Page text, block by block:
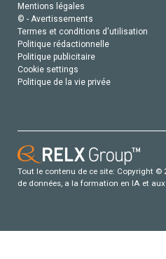
Mentions légales
© - Avertissements
Termes et conditions d'utilisation
Politique rédactionnelle
Politique publicitaire
Cookie settings
Politique de la vie privée
Tout le contenu de ce site: Copyright ©
de données, a la formation en IA et